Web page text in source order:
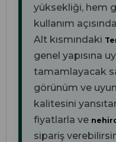
yüksekliği, hem
kullanım
Alt kısmındaki
genel yapısına
tamamlayacak
görünüm ve
kalitesini
fiyatlarla ve
sipariş